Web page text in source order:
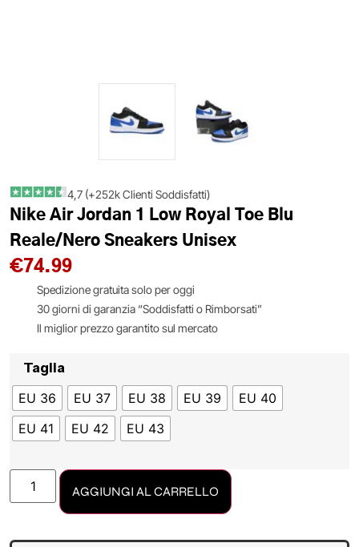
4,7 (+252k Clienti Soddisfatti)
Nike Air Jordan 1 Low Royal Toe Blu
Reale/Nero Sneakers Unisex
€74.99
Spedizione gratuita solo per oggi
30 giorni di garanzia “Soddisfatti o Rimborsati”
Il miglior prezzo garantito sul mercato
Taglia
EU 36
EU 37 EU 38 EU 39
EU 40
EU 41
EU 42 EU 43
AGGIUNGI AL CARRELLO